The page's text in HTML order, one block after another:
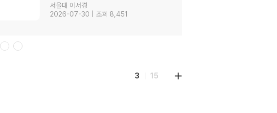
서울대 이서경
2026-07-30 | 조회 8,451
3 15